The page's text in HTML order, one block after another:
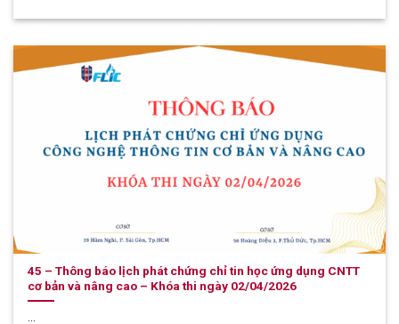
45 – Thông báo lịch phát chứng chỉ tin học ứng dụng CNTT
cơ bản và nâng cao – Khóa thi ngày 02/04/2026